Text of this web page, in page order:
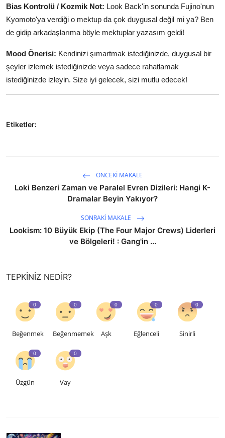
Bias Kontrolü / Kozmik Not: Look Back'in sonunda Fujino'nun
Kyomoto'ya verdiği o mektup da çok duygusal değil mi ya? Ben
de gidip arkadaşlarıma böyle mektuplar yazasım geldi!
Mood Önerisi: Kendinizi şımartmak istediğinizde, duygusal bir
şeyler izlemek istediğinizde veya sadece rahatlamak
istediğinizde izleyin. Size iyi gelecek, sizi mutlu edecek!
Etiketler:
ÖNCEKI MAKALE
Loki Benzeri Zaman ve Paralel Evren Dizileri: Hangi K-
Dramalar Beyin Yakıyor?
SONRAKI MAKALE
Lookism: 10 Büyük Ekip (The Four Major Crews) Liderleri
ve Bölgeleri! : Gang'in ...
TEPKINIZ NEDIR?
0
Beğenmek
0
Beğenmemek
0
Aşk
0
Eğlenceli
0
Sinirli
0
Üzgün
0
Vay